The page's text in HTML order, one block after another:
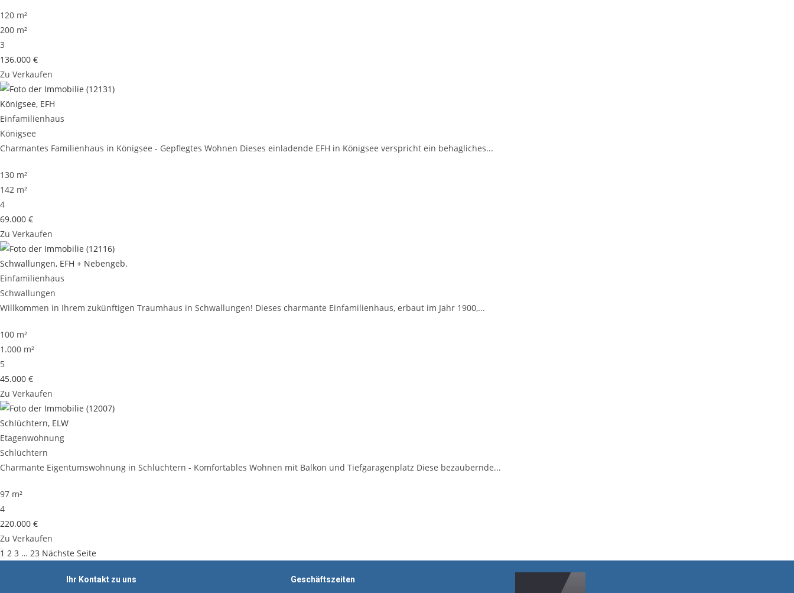
120 m²
200 m²
3
136.000 €
Zu Verkaufen
Königsee, EFH
Einfamilienhaus
Königsee
Charmantes Familienhaus in Königsee - Gepflegtes Wohnen Dieses einladende EFH in Königsee verspricht ein behagliches...
130 m²
142 m²
4
69.000 €
Zu Verkaufen
Schwallungen, EFH + Nebengeb.
Einfamilienhaus
Schwallungen
Willkommen in Ihrem zukünftigen Traumhaus in Schwallungen! Dieses charmante Einfamilienhaus, erbaut im Jahr 1900,...
100 m²
1.000 m²
5
45.000 €
Zu Verkaufen
Schlüchtern, ELW
Etagenwohnung
Schlüchtern
Charmante Eigentumswohnung in Schlüchtern - Komfortables Wohnen mit Balkon und Tiefgaragenplatz Diese bezaubernde...
97 m²
4
220.000 €
Zu Verkaufen
1 2 3 … 23 Nächste Seite
Ihr Kontakt zu uns Geschäftszeiten